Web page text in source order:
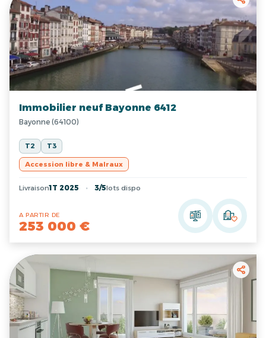
Immobilier neuf Bayonne 6412
Bayonne (64100)
T2 T3
Accession libre & Malraux
Livraison1T 2025 3/5lots dispo
A PARTIR DE
253 000 €